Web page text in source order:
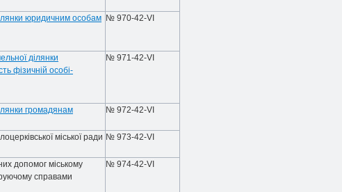
юридичним особам № 970-42-VI
ділянки
фізичній особі-
№ 971-42-VI
громадянам № 972-42-VI
міської ради № 973-42-VI
допомог міському
справами
№ 974-42-VI